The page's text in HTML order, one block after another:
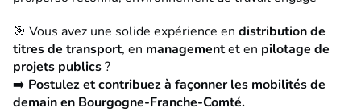
🎯 Vous avez une solide expérience en distribution de
titres de transport, en managementet en pilotage de
projets publics?
➡️ Postulez et contribuez à façonner les mobilités de
demain en Bourgogne-Franche-Comté.